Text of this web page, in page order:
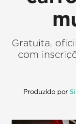
Gratuita,
com
Produzido por